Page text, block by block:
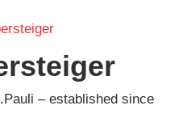
– established since